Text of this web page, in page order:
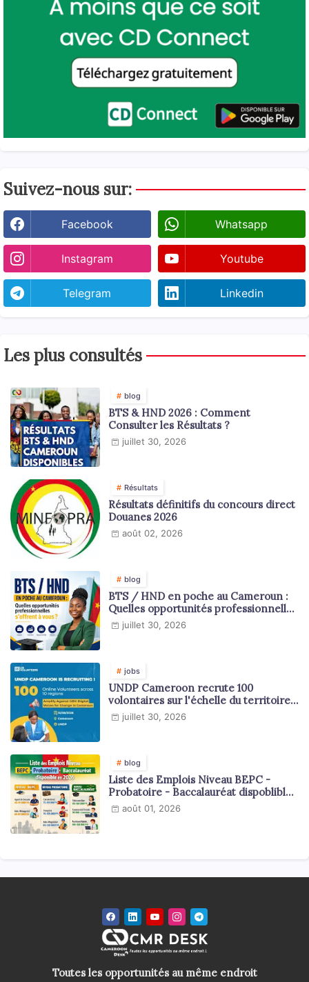
Suivez-nous sur:
Facebook Whatsapp
Instagram Youtube
Telegram Linkedin
Les plus consultés
blog
BTS & HND 2026 : Comment
Consulter les Résultats ?
juillet 30, 2026
Résultats
Résultats définitifs du concours direct
Douanes 2026
août 02, 2026
blog
BTS / HND en poche au Cameroun :
Quelles opportunités professionnelles
s'offrent à vous ?
juillet 30, 2026
jobs
UNDP Cameroon recrute 100
volontaires sur l'échelle du territoire
national
juillet 30, 2026
blog
Liste des Emplois Niveau BEPC -
Probatoire - Baccalauréat dispoblible
en 2026
août 01, 2026
Toutes les opportunités au même endroit